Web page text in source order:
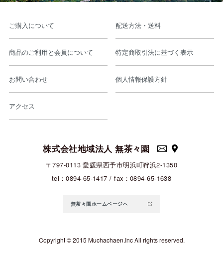
ご購入について 配送方法・送料
商品のご利用と会員について 特定商取引法に基づく表示
お問い合わせ 個人情報保護方針
アクセス
株式会社地域法人 無茶々園
〒797-0113 愛媛県西予市明浜町狩浜2-1350
tel：0894-65-1417 / fax：0894-65-1638
無茶々園ホームページへ
Copyright © 2015 Muchachaen.Inc All rights reserved.